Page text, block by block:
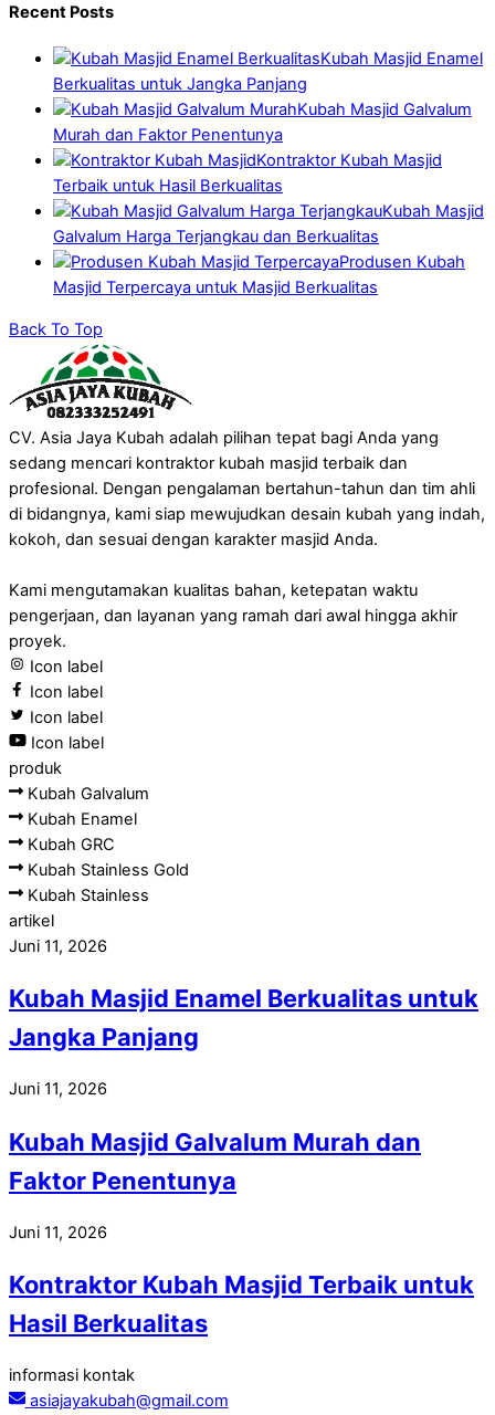
Recent Posts
Kubah Masjid Enamel
Berkualitas untuk Jangka Panjang
Kubah Masjid Galvalum
Murah dan Faktor Penentunya
Kontraktor Kubah Masjid
Terbaik untuk Hasil Berkualitas
Kubah Masjid
Galvalum Harga Terjangkau dan Berkualitas
Produsen Kubah
Masjid Terpercaya untuk Masjid Berkualitas
Back To Top
CV. Asia Jaya Kubah adalah pilihan tepat bagi Anda yang
sedang mencari kontraktor kubah masjid terbaik dan
profesional. Dengan pengalaman bertahun-tahun dan tim ahli
di bidangnya, kami siap mewujudkan desain kubah yang indah,
kokoh, dan sesuai dengan karakter masjid Anda.
Kami mengutamakan kualitas bahan, ketepatan waktu
pengerjaan, dan layanan yang ramah dari awal hingga akhir
proyek.
Icon label
Icon label
Icon label
Icon label
produk
Kubah Galvalum
Kubah Enamel
Kubah GRC
Kubah Stainless Gold
Kubah Stainless
artikel
Juni 11, 2026
Kubah Masjid Enamel Berkualitas untuk
Jangka Panjang
Juni 11, 2026
Kubah Masjid Galvalum Murah dan
Faktor Penentunya
Juni 11, 2026
Kontraktor Kubah Masjid Terbaik untuk
Hasil Berkualitas
informasi kontak
asiajayakubah@gmail.com